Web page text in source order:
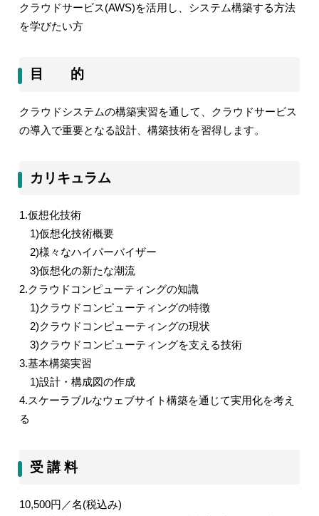
クラウドサービス(AWS)を活用し、システム構築する方法
を学びたい方
目 的
クラウドシステムの構築実習を通して、クラウドサービス
の導入で重要となる設計、構築技術を習得します。
カリキュラム
1.仮想化技術
1)仮想化技術概要
2)様々なハイパーバイザー
3)仮想化の新たな潮流
2.クラウドコンピューティングの知識
1)クラウドコンピューティングの特徴
2)クラウドコンピューティングの現状
3)クラウドコンピューティングを支える技術
3.基本構築実習
1)設計・構成図の作成
4.スケーラブルなウェブサイト構築を通じて実用化を考え
る
受 講 料
10,500円／名(税込み)